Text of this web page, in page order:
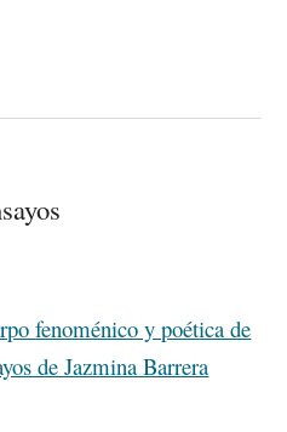
fenoménico y poética de
de Jazmina Barrera